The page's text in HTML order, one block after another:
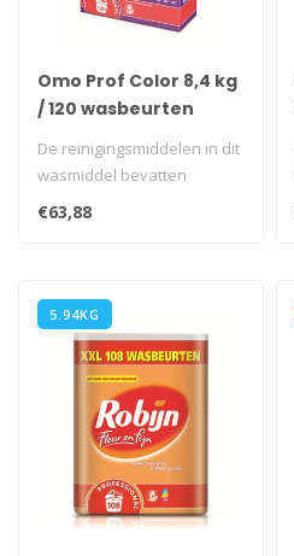
Omo Prof Color 8,4 kg
/ 120 wasbeurten
De reinigingsmiddelen in dit
wasmiddel bevatten
enzymen die zelfs de
lastigste v..
€63,88
5.94KG